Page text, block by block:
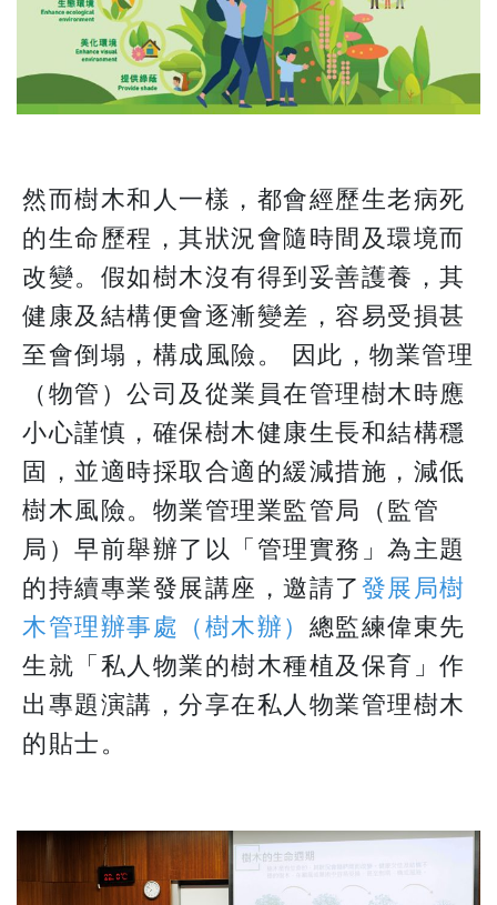
然而樹木和人一樣，都會經歷生老病死
的生命歷程，其狀況會隨時間及環境而
改變。假如樹木沒有得到妥善護養，其
健康及結構便會逐漸變差，容易受損甚
至會倒塌，構成風險。 因此，物業管理
（物管）公司及從業員在管理樹木時應
小心謹慎，確保樹木健康生長和結構穩
固，並適時採取合適的緩減措施，減低
樹木風險。物業管理業監管局（監管
局）早前舉辦了以「管理實務」為主題
的持續專業發展講座，邀請了發展局樹
木管理辦事處（樹木辦） 總監練偉東先
生就「私人物業的樹木種植及保育」作
出專題演講，分享在私人物業管理樹木
的貼士。